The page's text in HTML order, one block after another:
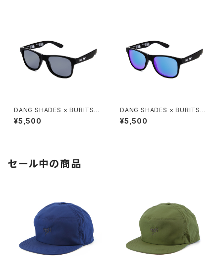
DANG SHADES × BURITSU
LOCO Black Soft / Light S
moke Polarized（偏光レン
¥5,500
DANG SHADES × BURITSU
LOCO Black Soft / Marine
Blue Mirror Polarized（偏光
¥5,500
セール中の商品